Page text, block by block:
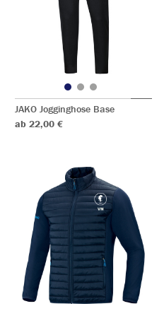
JAKO Jogginghose Base
ab 22,00 €